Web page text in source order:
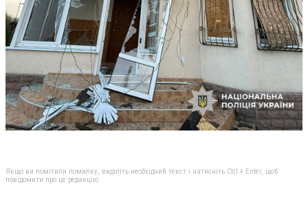
Якщо ви помітили помилку, виділіть необхідний текст і натисніть Ctrl + Enter, щоб
повідомити про це редакцію